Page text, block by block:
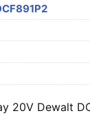
20V Dewalt